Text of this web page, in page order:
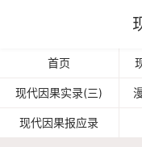
首页
现代因果实录(三)
现代因果报应录